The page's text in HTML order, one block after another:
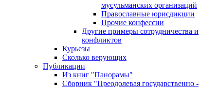
мусульманских организаций
Православные юрисдикции
Прочие конфессии
Другие примеры сотрудничества и
конфликтов
Курьезы
Сколько верующих
Публикации
Из книг "Панорамы"
Сборник "Преодолевая государственно -